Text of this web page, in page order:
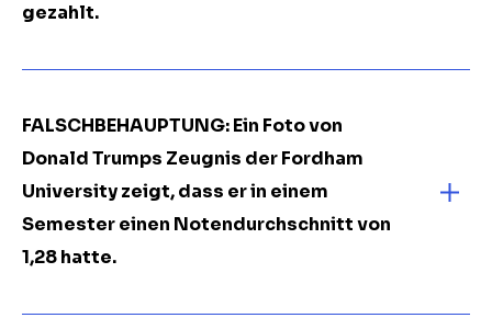
gezahlt.
FALSCHBEHAUPTUNG: Ein Foto von
Donald Trumps Zeugnis der Fordham
University zeigt, dass er in einem
Semester einen Notendurchschnitt von
1,28 hatte.